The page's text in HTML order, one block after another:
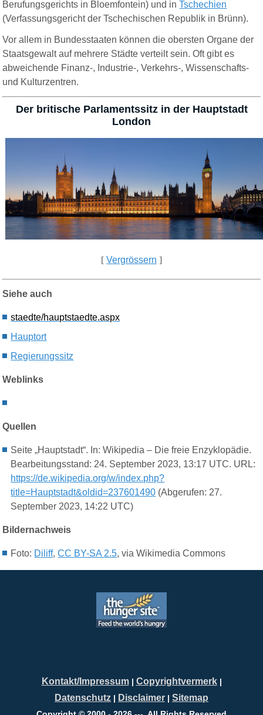
Berufungsgerichts in Bloemfontein) und inTschechien
(Verfassungsgericht der Tschechischen Republik in Brünn).
Vor allem in Bundesstaaten können die obersten Organe der
Staatsgewalt auf mehrere Städte verteilt sein. Oft gibt es
abweichende Finanz-, Industrie-, Verkehrs-, Wissenschafts-
und Kulturzentren.
Der britische Parlamentssitz in der Hauptstadt
London
[ Vergrössern ]
Siehe auch
staedte/hauptstaedte.aspx
Hauptort
Regierungssitz
Weblinks
Quellen
Seite „Hauptstadt“. In: Wikipedia – Die freie Enzyklopädie.
Bearbeitungsstand: 24. September 2023, 13:17 UTC. URL:
https://de.wikipedia.org/w/index.php?
title=Hauptstadt&oldid=237601490 (Abgerufen: 27.
September 2023, 14:22 UTC)
Bildernachweis
Foto: Diliff,CC BY-SA 2.5, via Wikimedia Commons
Kontakt/Impressum| Copyrightvermerk|
Datenschutz | Disclaimer | Sitemap